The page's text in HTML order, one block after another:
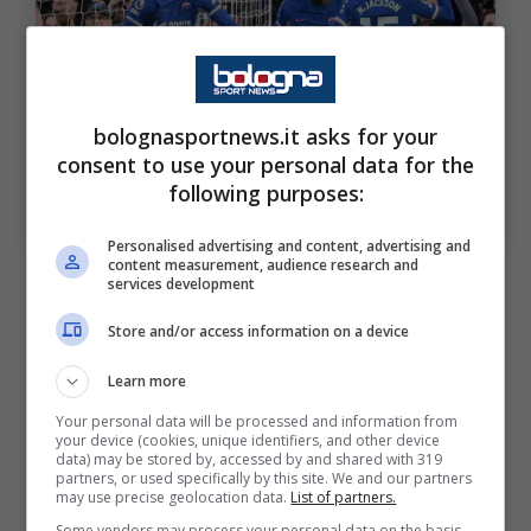
Uno scambio tra Juve e Chelsea può decollare a
Tra i nomi in lizza c’è anche
francese classe 1998 che non è mai davvero
spazio a sua disposizione è stato davvero
poco negli ultimi anni. Secondo Tuttosport, il
difensore orasi avvicina all’addioe già a
gennaio potrebbe trasferirsi in Italia, alla
bolognasportnews.it asks for your
consent to use your personal data for the
following purposes:
Personalised advertising and content, advertising and
content measurement, audience research and
services development
Store and/or access information on a device
Learn more
Your personal data will be processed and information from
your device (cookies, unique identifiers, and other device
data) may be stored by, accessed by and shared with 319
partners, or used specifically by this site. We and our partners
may use precise geolocation data. List of partners.